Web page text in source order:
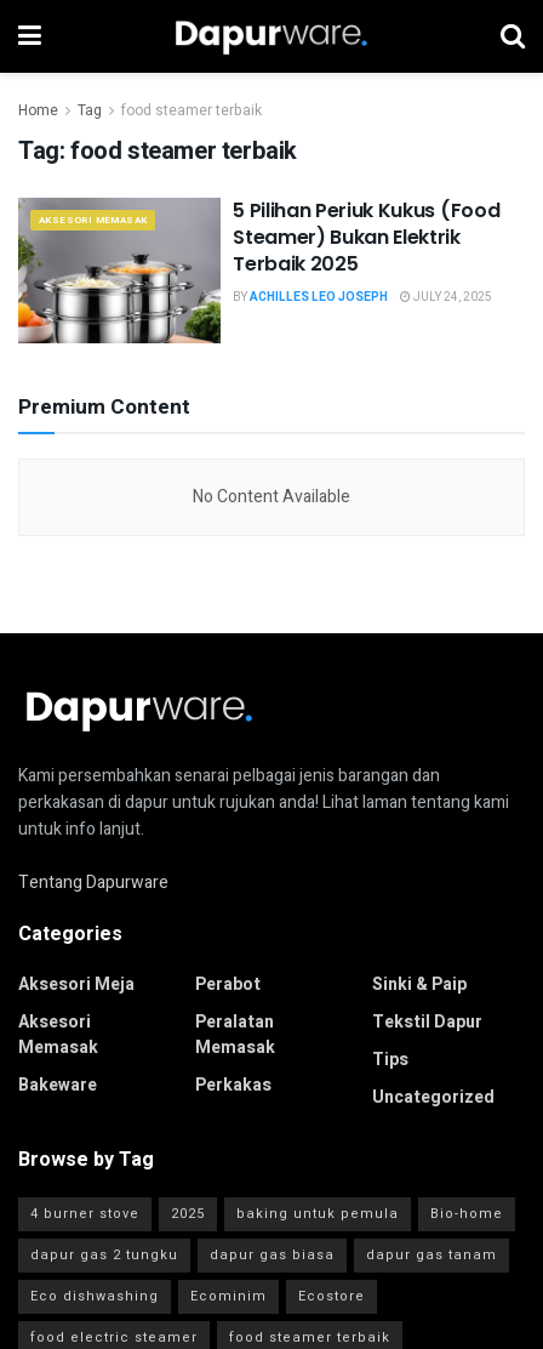
Home Tag food steamer terbaik
Tag:food steamer terbaik
AKSESORI MEMASAK
5 Pilihan Periuk Kukus (Food
Steamer) Bukan Elektrik
Terbaik 2025
BYACHILLES LEO JOSEPH JULY 24, 2025
Premium Content
No Content Available
Kami persembahkan senarai pelbagai jenis barangan dan
perkakasan di dapur untuk rujukan anda! Lihat laman tentang kami
untuk info lanjut.
Tentang Dapurware
Categories
Aksesori Meja
Aksesori
Memasak
Bakeware
Perabot
Peralatan
Memasak
Perkakas
Sinki & Paip
Tekstil Dapur
Tips
Uncategorized
Browse by Tag
4 burner stove 2025 baking untuk pemula
Bio-home
dapur gas 2 tungku
dapur gas biasa
dapur gas tanam
Eco dishwashing
Ecominim
Ecostore
food electric steamer
food steamer terbaik